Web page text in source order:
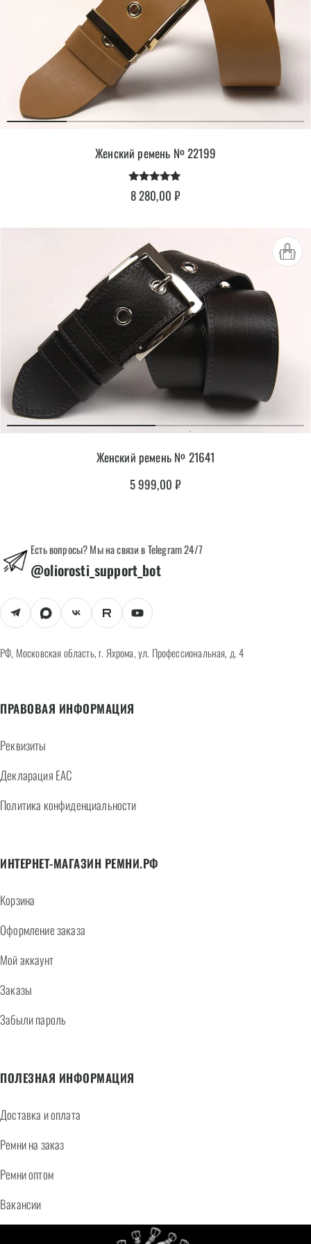
Женский ремень № 22199
Оценка
4.90
8 280,00₽
Женский ремень № 21641
5 999,00₽
Есть вопросы? Мы на связи в Telegram 24/7
@oliorosti_support_bot
РФ, Московская область, г. Яхрома, ул. Профессиональная, д. 4
ПРАВОВАЯ ИНФОРМАЦИЯ
Реквизиты
Декларация EAC
Политика конфиденциальности
ИНТЕРНЕТ-МАГАЗИН РЕМНИ.РФ
Корзина
Оформление заказа
Мой аккаунт
Заказы
Забыли пароль
ПОЛЕЗНАЯ ИНФОРМАЦИЯ
Доставка и оплата
Ремни на заказ
Ремни оптом
Вакансии